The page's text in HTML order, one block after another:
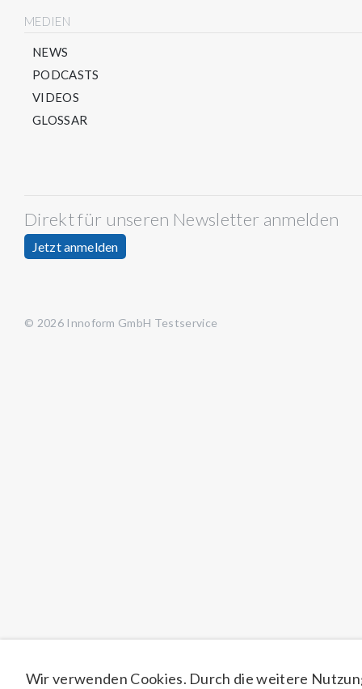
MEDIEN
NEWS
PODCASTS
VIDEOS
GLOSSAR
Direkt für unseren Newsletter anmelden
Jetzt anmelden
© 2026 Innoform GmbH Testservice
Wir verwenden Cookies. Durch die weitere